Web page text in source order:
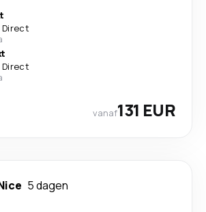
Direct
Direct
vanaf131 EUR
5 dagen